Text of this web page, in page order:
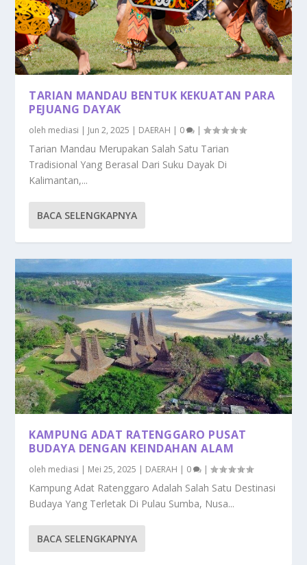
TARIAN MANDAU BENTUK KEKUATAN PARA
PEJUANG DAYAK
oleh mediasi | Jun 2, 2025 | DAERAH | 0 |
Tarian Mandau Merupakan Salah Satu Tarian
Tradisional Yang Berasal Dari Suku Dayak Di
Kalimantan,...
BACA SELENGKAPNYA
KAMPUNG ADAT RATENGGARO PUSAT
BUDAYA DENGAN KEINDAHAN ALAM
oleh mediasi | Mei 25, 2025 | DAERAH | 0 |
Kampung Adat Ratenggaro Adalah Salah Satu Destinasi
Budaya Yang Terletak Di Pulau Sumba, Nusa...
BACA SELENGKAPNYA